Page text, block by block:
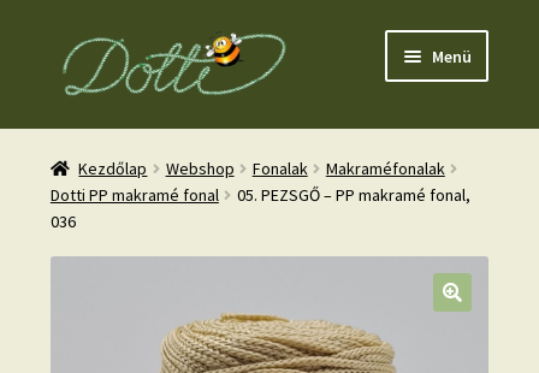
Ugrás
Kilépés
Menü
Kezdőlap Webshop Fonalak
Makraméfonalak
Dotti PP makramé fonal
05. PEZSGŐ – PP makramé fonal,
036